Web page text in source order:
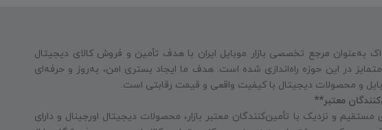
به‌عنوان مرجع تخصصی بازار موبایل ایران با هدف تأمین و فروش کالای دیجیتال
در این حوزه راه‌اندازی شده است. هدف ما ایجاد بستری امن، به‌روز و حرفه‌ای
و محصولات دیجیتال با کیفیت واقعی و قیمت رقابتی است.
معتبر**
مستقیم و نزدیک با تأمین‌کنندگان معتبر بازار، محصولات دیجیتال اورجینال و دارای